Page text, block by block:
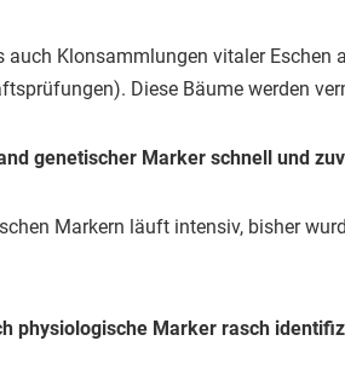
Klonsammlungen vitaler
Diese Bäume werden
genetischer Marker schnell und
Markern läuft intensiv, bisher
physiologische Marker rasch